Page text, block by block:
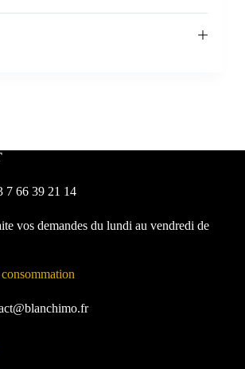
7 66 39 21 14
vos demandes du lundi au vendredi de